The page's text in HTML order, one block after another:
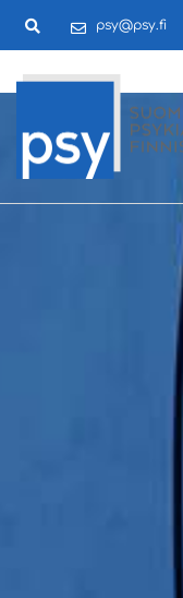
psy@psy.fi